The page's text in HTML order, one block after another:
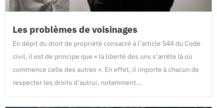
Les problèmes de voisinages
En dépit du droit de propriété consacré à l’article 544 du Code
civil, il est de principe que « la liberté des uns s’arrête là où
commence celle des autres ». En effet, il importe à chacun de
respecter les droits d’autrui, notamment...